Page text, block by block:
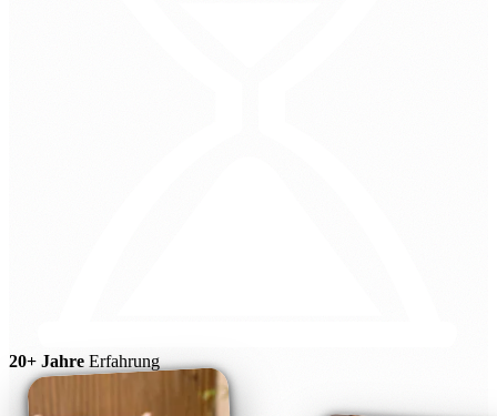
20+ Jahre Erfahrung